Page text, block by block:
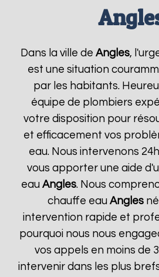
Dans la ville de Angles,
est une situation
par les habitants.
équipe de plombiers
votre disposition pour
et efficacement vos
eau. Nous intervenons
vous apporter une aide
eau Angles. Nous
chauffe eau Angles
intervention rapide et
pourquoi nous nous
vos appels en moins de
intervenir dans les plus